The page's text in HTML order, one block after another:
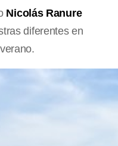
Nicolás Ranure
diferentes en